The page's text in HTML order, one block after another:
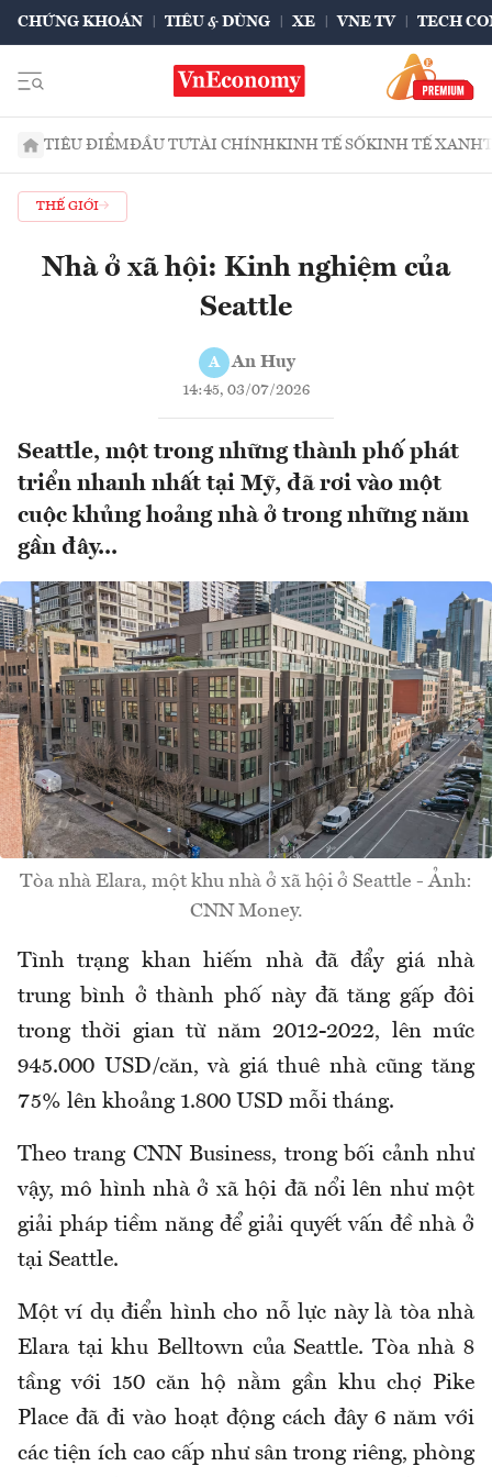
CHỨNG KHOÁN TIÊU & DÙNG XE VNE TV TECH
TIÊU ĐIỂMĐẦU TƯTÀI CHÍNHKINH TẾ SỐKINH TẾ XANH
THẾ GIỚI
Nhà ở xã hội: Kinh nghiệm của
Seattle
A An Huy
14:45, 03/07/2026
Seattle, một trong những thành phố phát
triển nhanh nhất tại Mỹ, đã rơi vào một
cuộc khủng hoảng nhà ở trong những năm
gần đây...
Tòa nhà Elara, một khu nhà ở xã hội ở Seattle - Ảnh:
CNN Money.
Tình trạng khan hiếm nhà đã đẩy giá nhà
trung bình ở thành phố này đã tăng gấp đôi
trong thời gian từ năm 2012-2022, lên mức
945.000 USD/căn, và giá thuê nhà cũng tăng
75% lên khoảng 1.800 USD mỗi tháng.
Theo trang CNN Business, trong bối cảnh như
vậy, mô hình nhà ở xã hội đã nổi lên như một
giải pháp tiềm năng để giải quyết vấn đề nhà ở
tại Seattle.
Một ví dụ điển hình cho nỗ lực này là tòa nhà
Elara tại khu Belltown của Seattle. Tòa nhà 8
tầng với 150 căn hộ nằm gần khu chợ Pike
Place đã đi vào hoạt động cách đây 6 năm với
các tiện ích cao cấp như sân trong riêng, phòng